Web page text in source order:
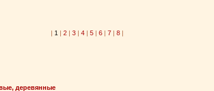
| 1 | 2| 3| 4| 5| 6| 7| 8|
деревянные